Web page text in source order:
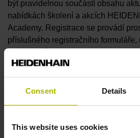
Consent Details
This website uses cookies
být pravidelnou součástí obsahu
nabídkách školení a akcích
Academy. Registrace se provádí
příslušného registračního